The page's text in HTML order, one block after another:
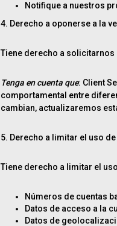
Notifique a nuestros
4. Derecho a oponerse a la
Tiene derecho a
Tenga en cuenta que: Client
comportamental entre
cambian, actualizaremos
5. Derecho a limitar el uso
Tiene derecho a limitar el
Números de cuentas
Datos de acceso a la
Datos de